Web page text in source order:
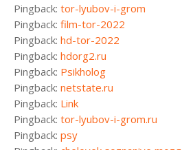
Pingback: tor-lyubov-i-grom
Pingback: film-tor-2022
Pingback: hd-tor-2022
Pingback: hdorg2.ru
Pingback: Psikholog
Pingback: netstate.ru
Pingback: Link
Pingback: tor-lyubov-i-grom.ru
Pingback: psy